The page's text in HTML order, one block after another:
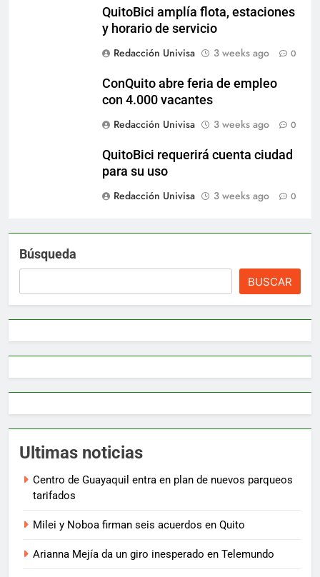
QuitoBici amplía flota, estaciones
y horario de servicio
Redacción Univisa
3 weeks ago 0
ConQuito abre feria de empleo
con 4.000 vacantes
Redacción Univisa
3 weeks ago 0
QuitoBici requerirá cuenta ciudad
para su uso
Redacción Univisa
3 weeks ago 0
Búsqueda
BUSCAR
Ultimas noticias
Centro de Guayaquil entra en plan de nuevos parqueos
tarifados
Milei y Noboa firman seis acuerdos en Quito
Arianna Mejía da un giro inesperado en Telemundo